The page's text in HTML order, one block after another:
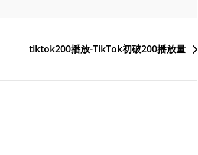
tiktok200播放-TikTok初破200播放量